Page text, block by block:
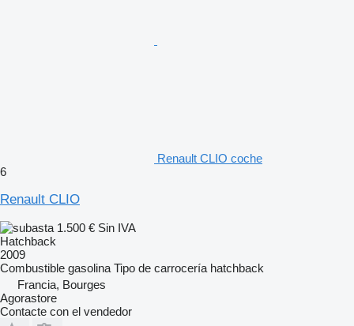
Renault CLIO coche
6
Renault CLIO
1.500 € Sin IVA
Hatchback
2009
Combustible gasolina Tipo de carrocería hatchback
Francia, Bourges
Agorastore
Contacte con el vendedor